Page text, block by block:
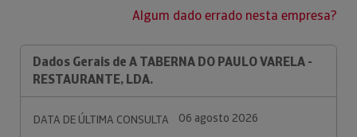
Algum dado errado nesta empresa?
Dados Gerais de A TABERNA DO PAULO VARELA -
RESTAURANTE, LDA.
DATA DE ÚLTIMA CONSULTA
06 agosto 2026